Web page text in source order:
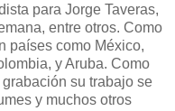
para Jorge Taveras,
entre otros. Como
países como México,
y Aruba. Como
su trabajo se
y muchos otros